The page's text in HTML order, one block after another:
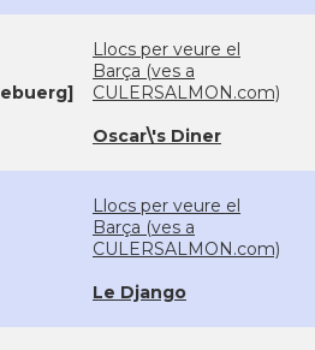
Llocs per veure el
Barça (ves a
CULERSALMON.com)
Oscar\'s Diner
Llocs per veure el
Barça (ves a
CULERSALMON.com)
Le Django